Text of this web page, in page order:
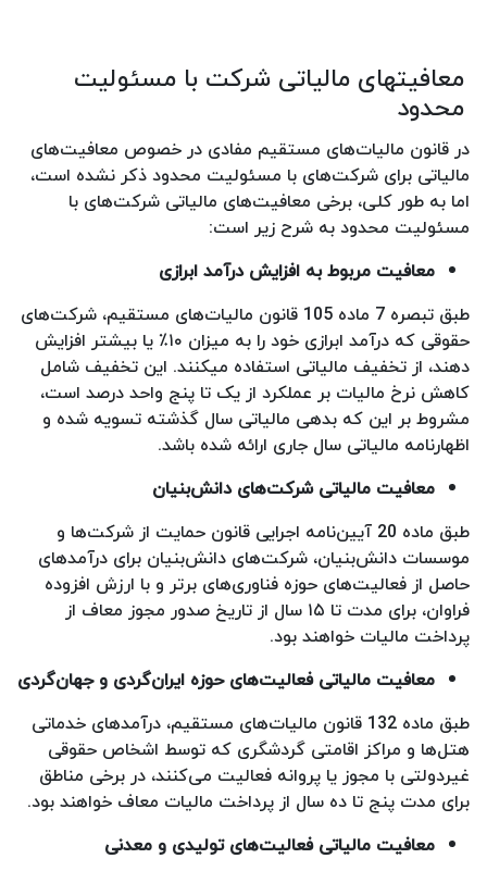
معافیتهای مالیاتی شرکت با مسئولیت
محدود
در قانون مالیات‌های مستقیم مفادی در خصوص معافیت‌های
مالیاتی برای شرکت‌های با مسئولیت محدود ذکر نشده است،
اما به طور کلی، برخی معافیت‌های مالیاتی شرکت‌های با
مسئولیت محدود به شرح زیر است:
معافیت مربوط به افزایش درآمد ابرازی
طبق تبصره 7 ماده 105 قانون مالیات‌های مستقیم، شرکت‌های
حقوقی که درآمد ابرازی خود را به میزان ۱۰٪ یا بیشتر افزایش
دهند، از تخفیف مالیاتی استفاده میکنند. این تخفیف شامل
کاهش نرخ مالیات بر عملکرد از یک تا پنج واحد درصد است،
مشروط بر این که بدهی مالیاتی سال گذشته تسویه شده و
اظهارنامه مالیاتی سال جاری ارائه شده باشد.
معافیت مالیاتی شرکت‌های دانش‌بنیان
طبق ماده 20 آیین‌نامه اجرایی قانون حمایت از شرکت‌ها و
موسسات دانش‌بنیان، شرکت‌های دانش‌بنیان برای درآمدهای
حاصل از فعالیت‌های حوزه فناوری‌های برتر و با ارزش افزوده
فراوان، برای مدت تا ۱۵ سال از تاریخ صدور مجوز معاف از
پرداخت مالیات خواهند بود.
معافیت مالیاتی فعالیت‌های حوزه ایران‌گردی و جهان‌گردی
طبق ماده 132 قانون مالیات‌های مستقیم، درآمدهای خدماتی
هتل‌ها و مراکز اقامتی گردشگری که توسط اشخاص حقوقی
غیردولتی با مجوز یا پروانه فعالیت می‌کنند، در برخی مناطق
برای مدت پنج تا ده سال از پرداخت مالیات معاف خواهند بود.
معافیت مالیاتی فعالیت‌های تولیدی و معدنی